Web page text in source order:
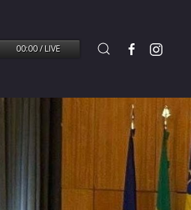
00:00 / LIVE